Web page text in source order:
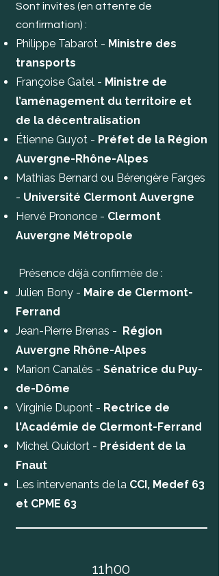
Sont invités (en attente de
confirmation) :
Philippe Tabarot - Ministre des
transports
Françoise Gatel - Ministre de
l’aménagement du territoire et
de la décentralisation
Étienne Guyot - Préfet de la Région
Auvergne-Rhône-Alpes
Mathias Bernard ou Bérengère Farges
- Université Clermont Auvergne
Hervé Prononce - Clermont
Auvergne Métropole
Présence déjà confirmée de :
Julien Bony - Maire de Clermont-
Ferrand
Jean-Pierre Brenas - Région
Auvergne Rhône-Alpes
Marion Canalès - Sénatrice du Puy-
de-Dôme
Virginie Dupont - Rectrice de
l'Académie de Clermont-Ferrand
Michel Quidort - Président de la
Fnaut
Les intervenants de laCCI, Medef 63
et CPME 63
11h00